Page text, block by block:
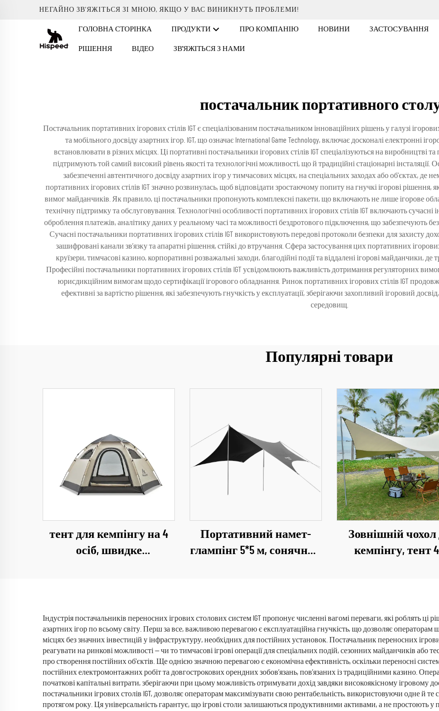
НЕГАЙНО ЗВ'ЯЖІТЬСЯ ЗІ МНОЮ, ЯКЩО У ВАС ВИНИКНУТЬ ПРОБЛЕМИ!
ГОЛОВНА СТОРІНКА ПРОДУКТИ ПРО КОМПАНІЮ НОВИНИ ЗАСТОСУВАННЯ
РІШЕННЯ ВІДЕО ЗВ'ЯЖІТЬСЯ З НАМИ
постачальник портативного
Постачальник портативних ігорових стілів IGT є спеціалізованим постачальником інноваційних рішень у галузі
та мобільного досвіду азартних ігор. IGT, що означає International Game Technology, включає досконалі електронні
встановлювати в різних місцях. Ці портативні постачальники ігорових стілів IGT спеціалізуються на виробництві
підтримують той самий високий рівень якості та технологічні можливості, що й традиційні стаціонарні
забезпеченні автентичного досвіду азартних ігор у тимчасових місцях, на спеціальних заходах або об’єктах, де
портативних ігорових стілів IGT значно розвинулась, щоб відповідати зростаючому попиту на гнучкі ігорові
вимог майданчиків. Як правило, ці постачальники пропонують комплексні пакети, що включають не лише ігорове
технічну підтримку та обслуговування. Технологічні особливості портативних ігорових стілів IGT включають
оброблення платежів, аналітику даних у реальному часі та можливості бездротового підключення, що забезпечують
Сучасні постачальники портативних ігорових стілів IGT використовують передові протоколи безпеки для захисту
зашифровані канали зв’язку та апаратні рішення, стійкі до втручання. Сфера застосування цих портативних
круїзери, тимчасові казино, корпоративні розважальні заходи, благодійні події та віддалені ігорові майданчики,
Професійні постачальники портативних ігорових стілів IGT усвідомлюють важливість дотримання регуляторних вимог
юрисдикційним вимогам щодо сертифікації ігорового обладнання. Ринок портативних ігорових стілів IGT
ефективні за вартістю рішення, які забезпечують гнучкість у експлуатації, зберігаючи захопливий ігоровий
середовищ.
Популярні товари
тент для кемпінгу на 4
осіб, швидке
повітрі
Портативний намет-
глампінг 5*5 м, сонячний
Зовнішній чохол
кемпінгу, тент
намет із
стійками
Індустрія постачальників переносних ігрових столових систем IGT пропонує численні вагомі переваги, які роблять ці
азартних ігор по всьому світу. Перш за все, важливою перевагою є експлуатаційна гнучкість, що дозволяє операторам
місцях без значних інвестицій у інфраструктуру, необхідних для постійних установок. Постачальник переносних
реагувати на ринкові можливості — чи то тимчасові ігрові операції для спеціальних подій, сезонних майданчиків або
про створення постійних об'єктів. Ще однією значною перевагою є економічна ефективність, оскільки переносні
постійних електромонтажних робіт та довгострокових орендних зобов’язань, пов’язаних із традиційними казино.
початкові капітальні витрати, зберігаючи при цьому можливість отримувати дохід завдяки високоякісному ігровому
постачальники ігрових столів IGT, дозволяє операторам максимізувати свою рентабельність, використовуючи одне й
протягом року. Ця універсальність гарантує, що ігрові столи залишаються продуктивними активами, а не простоють у